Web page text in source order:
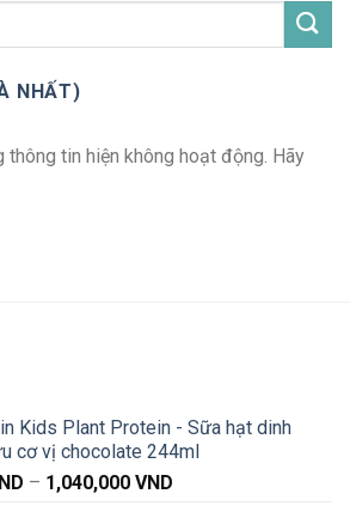
NHẤT)
thông tin hiện không hoạt động. Hãy
Kids Plant Protein - Sữa hạt dinh
cơ vị chocolate 244ml
– 1,040,000 VND